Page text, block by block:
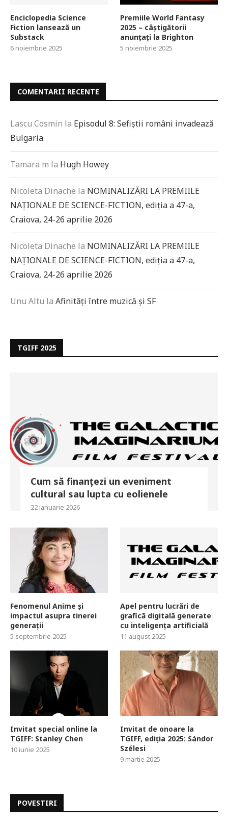
Enciclopedia Science
Fiction lansează un
Substack
6 noiembrie 2025
Premiile World Fantasy
2025 – câștigătorii
anunțați la Brighton
5 noiembrie 2025
COMENTARII RECENTE
Lascu Cosmin la Episodul 8: Sefiștii români invadează
Bulgaria
Tamara m la Hugh Howey
Nicoleta Dinache la NOMINALIZĂRI LA PREMIILE
NAȚIONALE DE SCIENCE-FICTION, ediția a 47-a,
Craiova, 24-26 aprilie 2026
Nicoleta Dinache la NOMINALIZĂRI LA PREMIILE
NAȚIONALE DE SCIENCE-FICTION, ediția a 47-a,
Craiova, 24-26 aprilie 2026
Unu Altu la Afinități între muzică și SF
TGIFF 2025
Cum să finanțezi un eveniment
cultural sau lupta cu eolienele
22 ianuarie 2026
Fenomenul Anime și
impactul asupra tinerei
generații
5 septembrie 2025
Apel pentru lucrări de
grafică digitală generate
cu inteligența artificială
11 august 2025
Invitat special online la
TGIFF: Stanley Chen
10 iunie 2025
Invitat de onoare la
TGIFF, ediția 2025: Sándor
Szélesi
9 martie 2025
POVESTIRI